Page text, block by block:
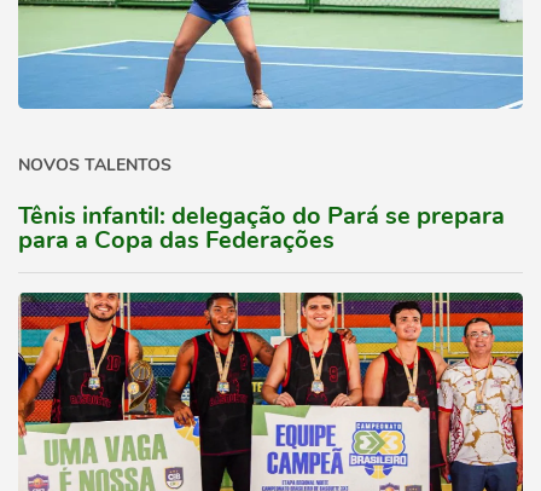
NOVOS TALENTOS
Tênis infantil: delegação do Pará se prepara
para a Copa das Federações